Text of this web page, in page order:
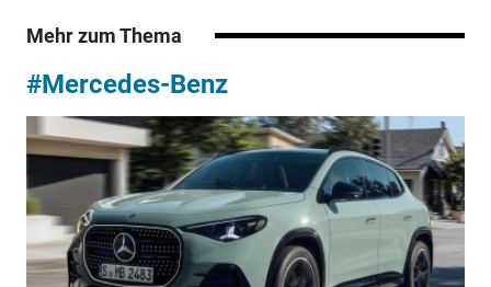
Mehr zum Thema
#Mercedes-Benz